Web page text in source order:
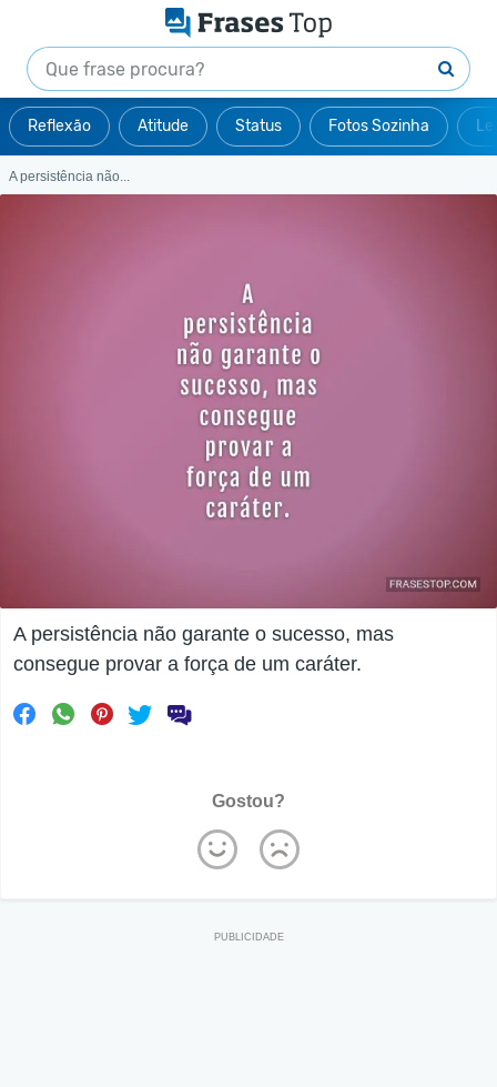
Reflexão Atitude Status Fotos Sozinha
A persistência não...
A persistência não garante o sucesso, mas
consegue provar a força de um caráter.
Gostou?